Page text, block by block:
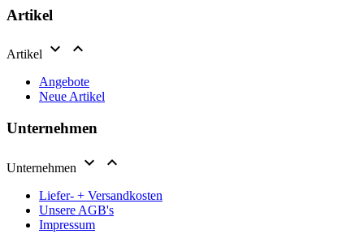
Artikel
Artikel  
Angebote
Neue Artikel
Unternehmen
Unternehmen  
Liefer- + Versandkosten
Unsere AGB's
Impressum